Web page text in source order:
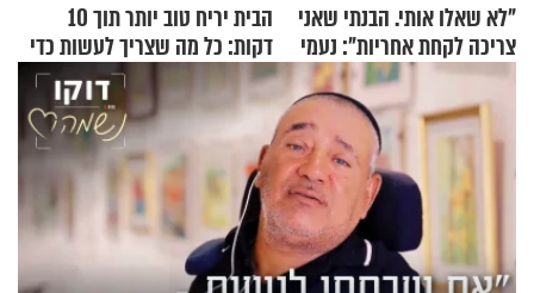
"לא שאלו אותי. הבנתי שאני
צריכה לקחת אחריות": נעמי
בנט בריאיון אישי
הבית יריח טוב יותר תוך 10
דקות: כל מה שצריך לעשות כדי
לרענן את הבית